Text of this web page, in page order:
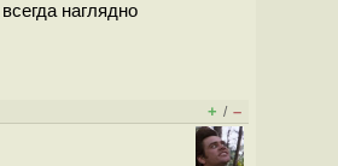
наглядно
+ / –